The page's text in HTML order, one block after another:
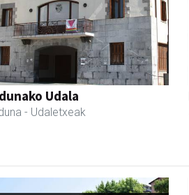
Udala
- Udaletxeak